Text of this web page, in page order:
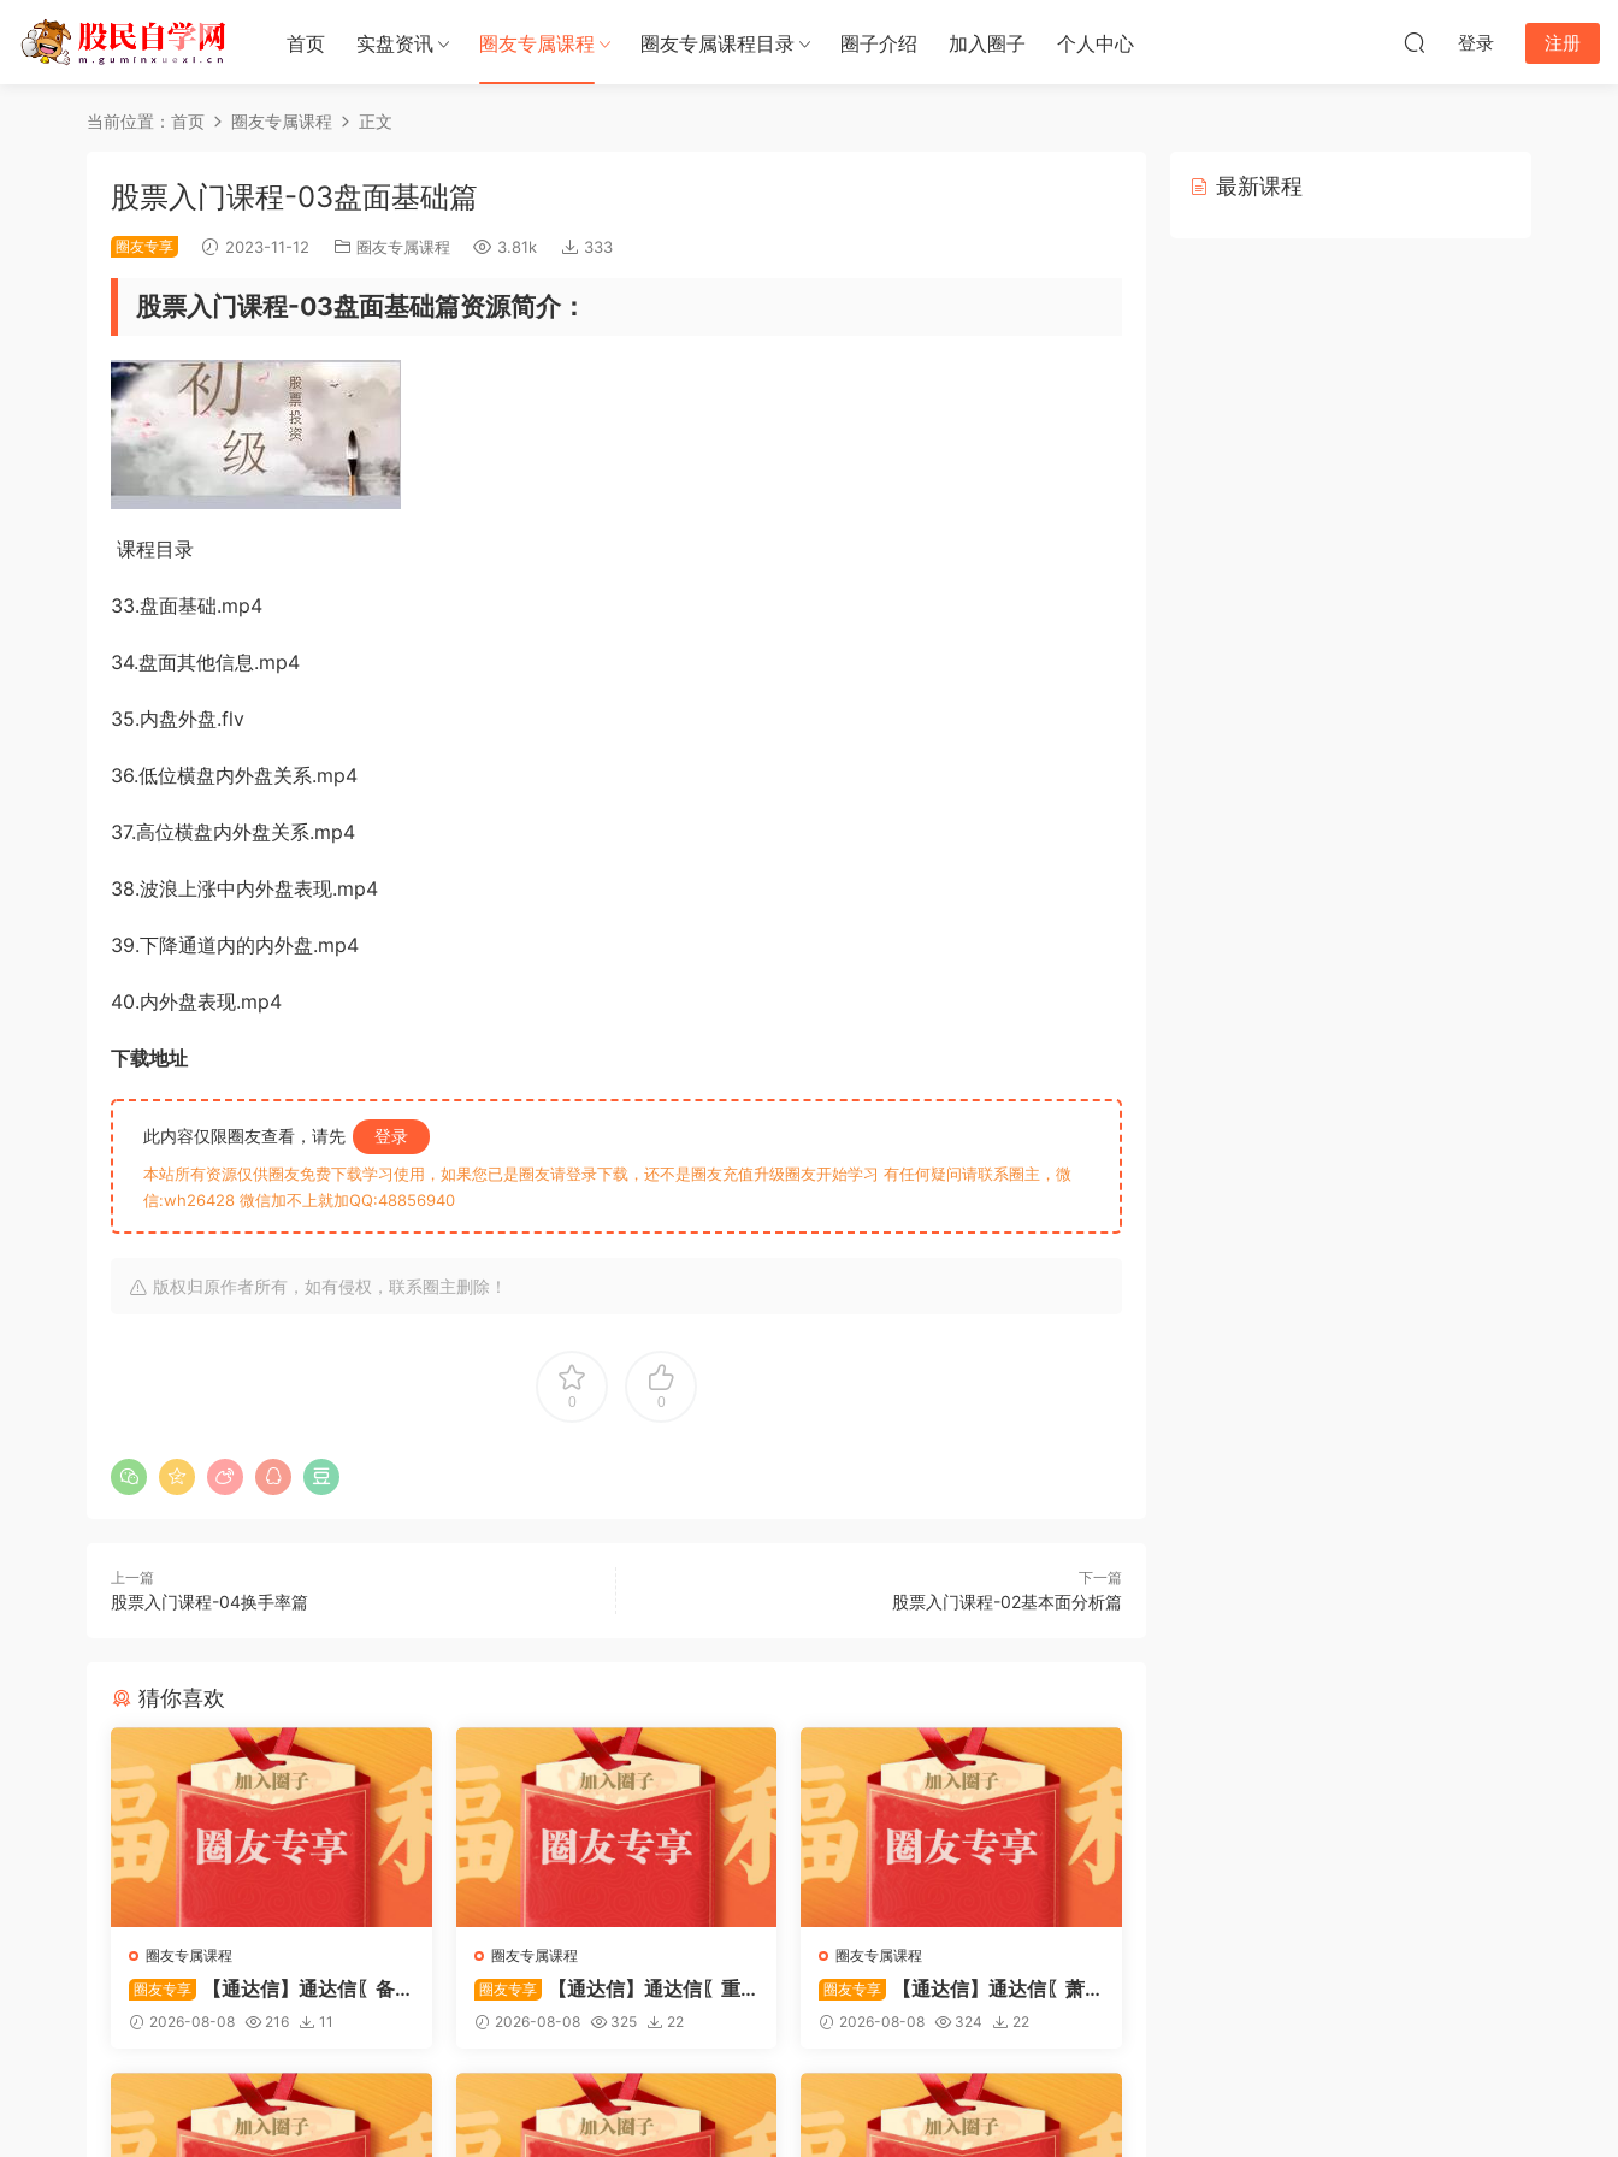
首页 实盘资讯 圈友专属课程 圈友专属课程目录 圈子介绍 加入圈子 个人中心 登录 注册
当前位置： 首页 圈友专属课程 正文
股票入门课程-03盘面基础篇
圈友专享 2023-11-12 圈友专属课程 3.81k 333
股票入门课程-03盘面基础篇资源简介：
课程目录
33.盘面基础.mp4
34.盘面其他信息.mp4
35.内盘外盘.flv
36.低位横盘内外盘关系.mp4
37.高位横盘内外盘关系.mp4
38.波浪上涨中内外盘表现.mp4
39.下降通道内的内外盘.mp4
40.内外盘表现.mp4
下载地址
此内容仅限圈友查看，请先 登录
本站所有资源仅供圈友免费下载学习使用，如果您已是圈友请登录下载，还不是圈友充值升级圈友开始学习 有任何疑问请联系圈主，微
信:wh26428 微信加不上就加QQ:48856940
版权归原作者所有，如有侵权，联系圈主删除！
0 0
上一篇
股票入门课程-04换手率篇
下一篇
股票入门课程-02基本面分析篇
猜你喜欢
圈友专属课程
圈友专享
【通达信】通达信〖备
战龙妖〗副图/选股 精准捕捉龙头
2026-08-08 216 11
圈友专属课程
圈友专享
【通达信】通达信〖重
心突破〗主副图/选股 捕捉股价在
2026-08-08 325 22
圈友专属课程
圈友专享
【通达信】通达信〖萧
啸双通道〗主图指标 研判股价运
2026-08-08 324 22
最新课程